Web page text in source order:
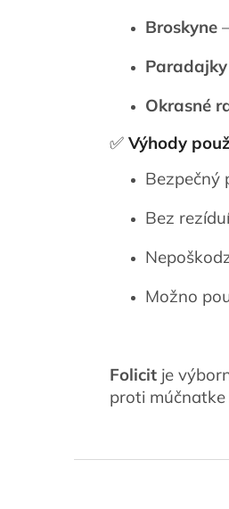
Broskyne
Okrasné
✅ Výhody
Bezpečný
Bez
Možno
Folicit je
proti múčnatke